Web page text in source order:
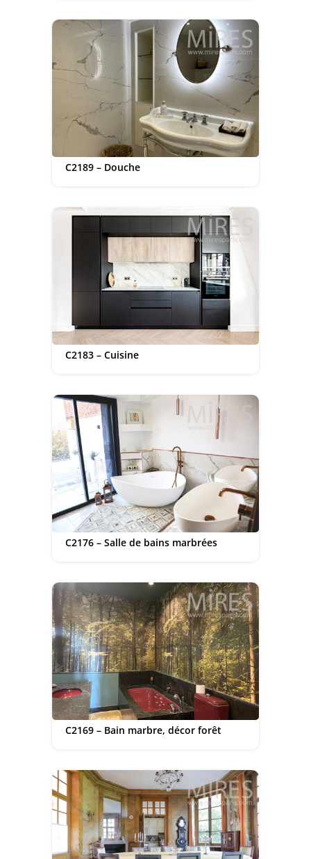
C2189 – Douche
C2183 – Cuisine
C2176 – Salle de bains marbrées
C2169 – Bain marbre, décor forêt